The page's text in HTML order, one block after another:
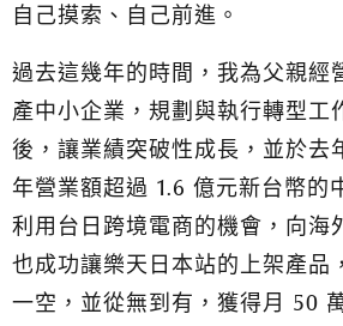
自己摸索、自己前進。
過去這幾年的時間，我為父親經
產中小企業，規劃與執行轉型工
後，讓業績突破性成長，並於去
年營業額超過 1.6 億元新台幣的
利用台日跨境電商的機會，向海
也成功讓樂天日本站的上架產品
一空，並從無到有，獲得月 50